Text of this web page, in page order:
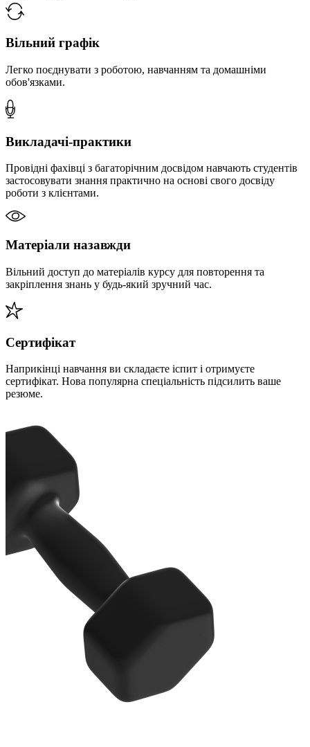
Вільний графік
Легко поєднувати з роботою, навчанням та домашніми
обов'язками.
Викладачі-практики
Провідні фахівці з багаторічним досвідом навчають студентів
застосовувати знання практично на основі свого досвіду
роботи з клієнтами.
Матеріали назавжди
Вільний доступ до матеріалів курсу для повторення та
закріплення знань у будь-який зручний час.
Сертифікат
Наприкінці навчання ви складаєте іспит і отримуєте
сертифікат. Нова популярна спеціальність підсилить ваше
резюме.